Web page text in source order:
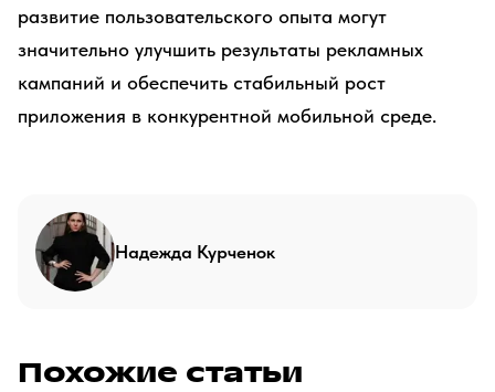
развитие пользовательского опыта могут
значительно улучшить результаты рекламных
кампаний и обеспечить стабильный рост
приложения в конкурентной мобильной среде.
Надежда Курченок
Похожие статьи